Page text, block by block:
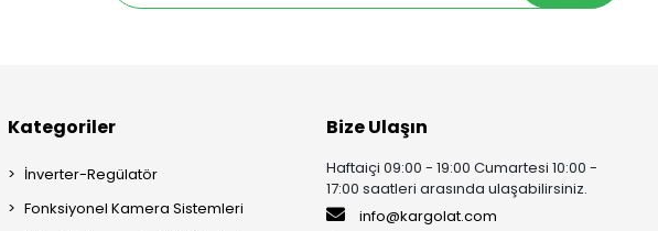
Kategoriler
İnverter-Regülatör
Fonksiyonel Kamera Sistemleri
Bize Ulaşın
Haftaiçi 09:00 - 19:00 Cumartesi 10:00 -
17:00 saatleri arasında ulaşabilirsiniz.
info@kargolat.com